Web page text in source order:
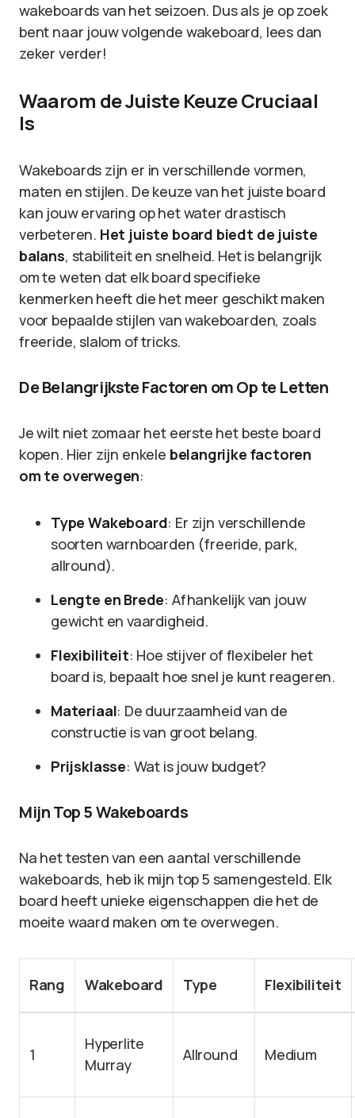
wakeboards van het seizoen. Dus als je op zoek
bent naar jouw volgende wakeboard, lees dan
zeker verder!
Waarom de Juiste Keuze Cruciaal
Is
Wakeboards zijn er in verschillende vormen,
maten en stijlen. De keuze van het juiste board
kan jouw ervaring op het water drastisch
verbeteren. Het juiste board biedt de juiste
balans, stabiliteit en snelheid. Het is belangrijk
om te weten dat elk board specifieke
kenmerken heeft die het meer geschikt maken
voor bepaalde stijlen van wakeboarden, zoals
freeride, slalom of tricks.
De Belangrijkste Factoren om Op te Letten
Je wilt niet zomaar het eerste het beste board
kopen. Hier zijn enkele belangrijke factoren
om te overwegen:
Type Wakeboard: Er zijn verschillende
soorten warnboarden (freeride, park,
allround).
Lengte en Brede: Afhankelijk van jouw
gewicht en vaardigheid.
Flexibiliteit: Hoe stijver of flexibeler het
board is, bepaalt hoe snel je kunt reageren.
Materiaal: De duurzaamheid van de
constructie is van groot belang.
Prijsklasse: Wat is jouw budget?
Mijn Top 5 Wakeboards
Na het testen van een aantal verschillende
wakeboards, heb ik mijn top 5 samengesteld. Elk
board heeft unieke eigenschappen die het de
moeite waard maken om te overwegen.
Rang Wakeboard Type Flexibiliteit
1
Hyperlite
Murray
Allround Medium